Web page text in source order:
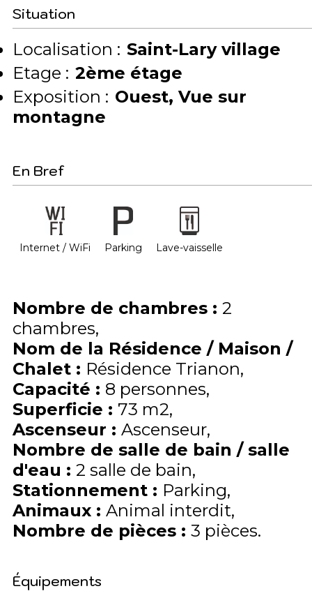
Situation
Localisation : Saint-Lary village
Etage : 2ème étage
Exposition : Ouest Vue sur
montagne
En Bref
Internet / WiFi Parking Lave-vaisselle
Nombre de chambres : 2
chambres
Nom de la Résidence / Maison /
Chalet : Résidence Trianon
Capacité : 8 personnes
Superficie : 73 m2
Ascenseur : Ascenseur
Nombre de salle de bain / salle
d'eau : 2 salle de bain
Stationnement : Parking
Animaux : Animal interdit
Nombre de pièces : 3 pièces
Équipements